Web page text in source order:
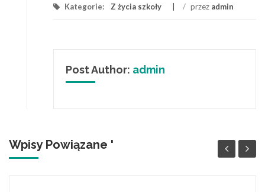
Kategorie: Z życia szkoły / przez admin
Post Author: admin
Wpisy Powiązane '